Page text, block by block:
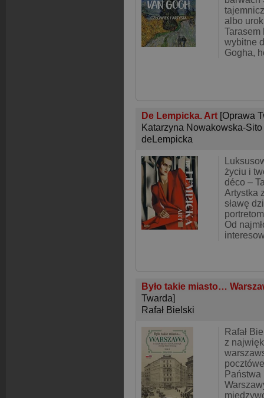
albo
Tarasem
wybitne
Gogha,
De Lempicka. Art [Oprawa
Katarzyna Nowakowska-Sito
deLempicka
życiu i
déco –
Artystka
sławę
Od
Było takie miasto…
Twarda]
Rafał Bielski
Rafał
z